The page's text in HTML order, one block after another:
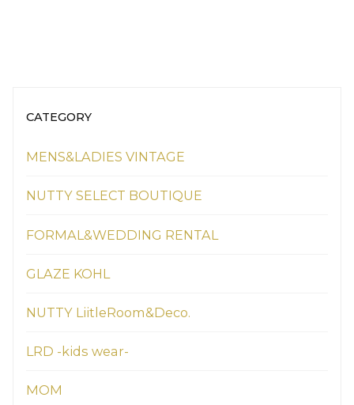
CATEGORY
MENS&LADIES VINTAGE
NUTTY SELECT BOUTIQUE
FORMAL&WEDDING RENTAL
GLAZE KOHL
NUTTY LiitleRoom&Deco.
LRD -kids wear-
MOM